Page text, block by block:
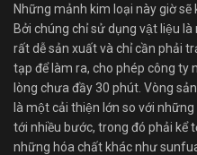
Những mảnh kim loại này giờ
Bởi chúng chỉ sử dụng vật liệu
rất dễ sản xuất và chỉ cần phải
tạp để làm ra, cho phép công ty
lòng chưa đầy 30 phút. Vòng
là một cải thiện lớn so với
tới nhiều bước, trong đó phải kể
những hóa chất khác như